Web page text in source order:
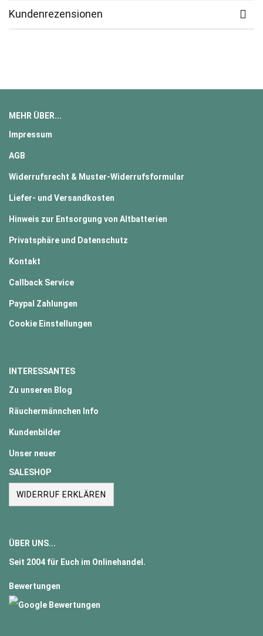
Kundenrezensionen
MEHR ÜBER...
Impressum
AGB
Widerrufsrecht & Muster-Widerrufsformular
Liefer- und Versandkosten
Hinweis zur Entsorgung von Altbatterien
Privatsphäre und Datenschutz
Kontakt
Callback Service
Paypal Zahlungen
Cookie Einstellungen
INTERESSANTES
Zu unseren Blog
Räuchermännchen Info
Kundenbilder
Unser neuer
SALESHOP
WIDERRUF ERKLÄREN
ÜBER UNS...
Seit 2004 für Euch im Onlinehandel.
Bewertungen